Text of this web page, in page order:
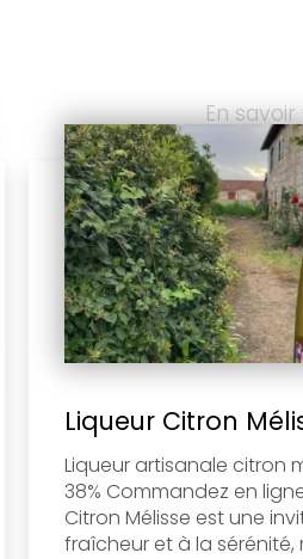
En savoir
Liqueur Citron
Liqueur artisanale citron
38% Commandez en
Citron Mélisse est une
fraîcheur et à la sérénité,